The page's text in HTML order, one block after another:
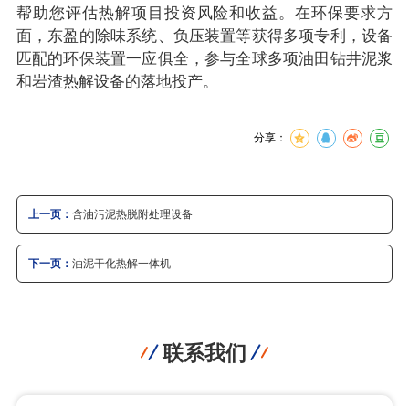
帮助您评估热解项目投资风险和收益。在环保要求方
面，东盈的除味系统、负压装置等获得多项专利，设备
匹配的环保装置一应俱全，参与全球多项油田钻井泥浆
和岩渣热解设备的落地投产。
分享：
上一页： 含油污泥热脱附处理设备
下一页： 油泥干化热解一体机
联系我们